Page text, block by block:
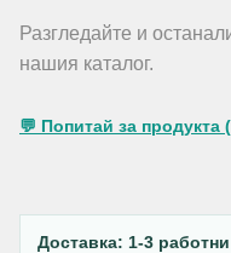
Разгледайте и
нашия каталог.
💬 Попитай за продукта
Доставка: 1-3